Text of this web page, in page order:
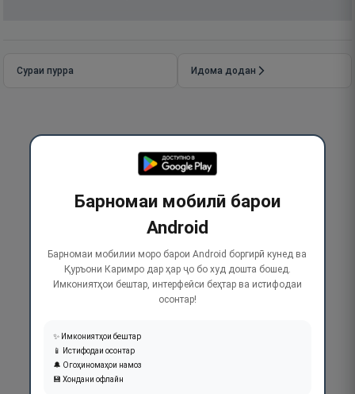
Сураи пурра Идома додан
Барномаи мобилӣ барои
Android
Барномаи мобилии моро барои Android боргирӣ кунед ва
Қуръони Каримро дар ҳар ҷо бо худ дошта бошед.
Имкониятҳои бештар, интерфейси беҳтар ва истифодаи
осонтар!
✨ Имкониятҳои бештар
📱 Истифодаи осонтар
🔔 Огоҳиномаҳои намоз
💾 Хондани офлайн